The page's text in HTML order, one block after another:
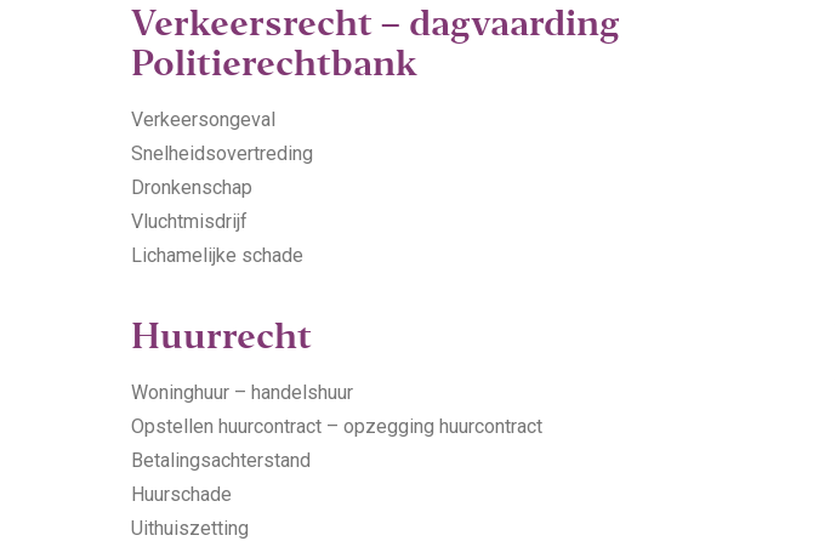
Verkeersrecht – dagvaarding
Politierechtbank
Verkeersongeval
Snelheidsovertreding
Dronkenschap
Vluchtmisdrijf
Lichamelijke schade
Huurrecht
Woninghuur – handelshuur
Opstellen huurcontract – opzegging huurcontract
Betalingsachterstand
Huurschade
Uithuiszetting